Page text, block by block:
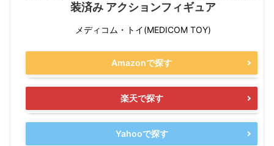
装済み アクションフィギュア
メディコム・トイ(MEDICOM TOY)
Amazonで探す
楽天で探す
Yahooで探す